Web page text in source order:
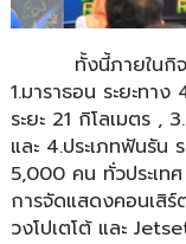
ทั้งนี้ภายในกิจกร
1.มาราธอน ระยะทา
ระยะ 21 กิโลเมตร ,
และ 4.ประเภทฟันรัน
5,000 คน ทั่วประเท
การจัดแสดงคอนเสิ
วงโปเตโต้ และ